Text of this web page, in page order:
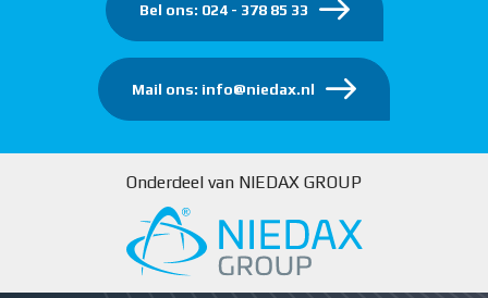
Bel ons: 024 - 378 85 33
Mail ons: info@niedax.nl
Onderdeel van NIEDAX GROUP